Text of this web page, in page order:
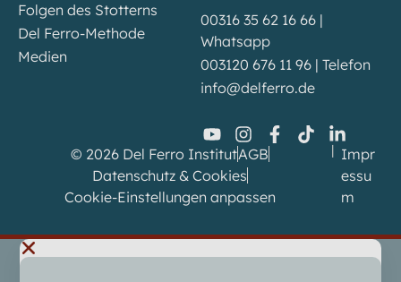
Folgen des Stotterns
Del Ferro-Methode
Medien
00316 35 62 16 66 |
Whatsapp
003120 676 11 96 | Telefon
info@delferro.de
© 2026 Del Ferro InstitutAGB
Datenschutz & Cookies
Cookie-Einstellungen anpassen
| Impr
essu
m